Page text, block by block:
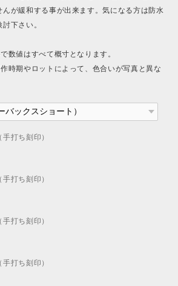
んが緩和する事が出来ます。気になる方は防水
下さい。
数値はすべて概寸となります。
時期やロットによって、色合いが写真と異な
打ち刻印）
打ち刻印）
打ち刻印）
打ち刻印）